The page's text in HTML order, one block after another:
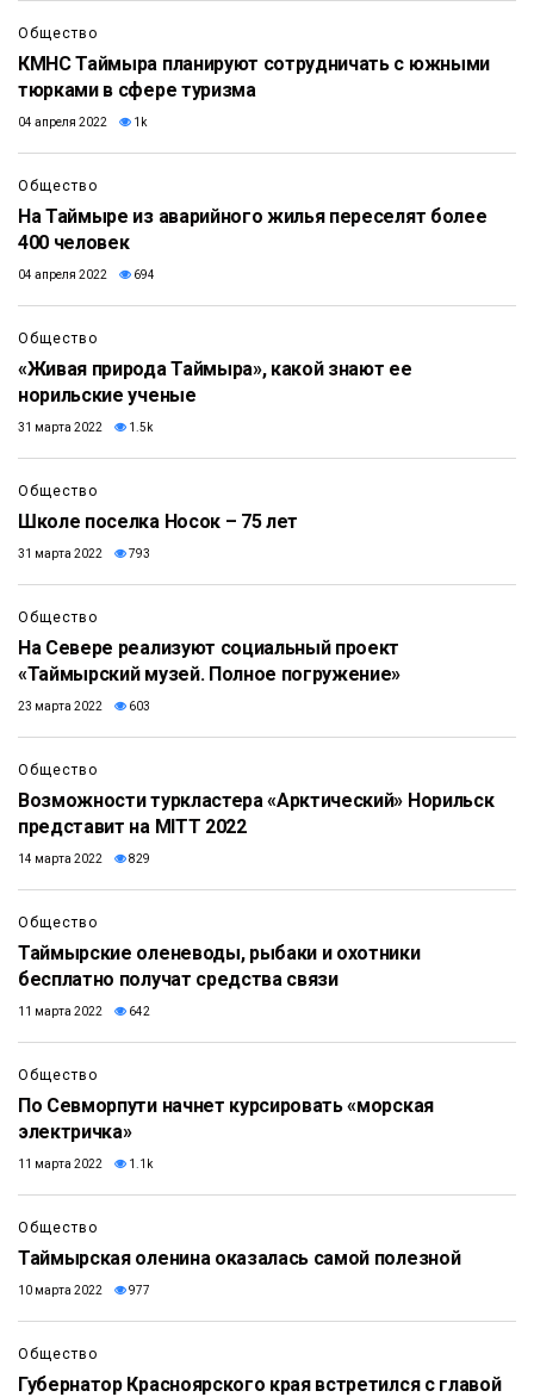
Общество
КМНС Таймыра планируют сотрудничать с южными
тюрками в сфере туризма
04 апреля 2022 1k
Общество
На Таймыре из аварийного жилья переселят более
400 человек
04 апреля 2022 694
Общество
«Живая природа Таймыра», какой знают ее
норильские ученые
31 марта 2022 1.5k
Общество
Школе поселка Носок – 75 лет
31 марта 2022 793
Общество
На Севере реализуют социальный проект
«Таймырский музей. Полное погружение»
23 марта 2022 603
Общество
Возможности туркластера «Арктический» Норильск
представит на MITT 2022
14 марта 2022 829
Общество
Таймырские оленеводы, рыбаки и охотники
бесплатно получат средства связи
11 марта 2022 642
Общество
По Севморпути начнет курсировать «морская
электричка»
11 марта 2022 1.1k
Общество
Таймырская оленина оказалась самой полезной
10 марта 2022 977
Общество
Губернатор Красноярского края встретился с главой